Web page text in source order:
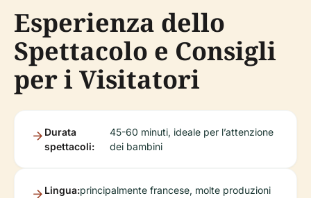
Esperienza dello
Spettacolo e Consigli
per i Visitatori
Durata
spettacoli:
45-60 minuti, ideale per l’attenzione
dei bambini
Lingua:principalmente francese, molte produzioni